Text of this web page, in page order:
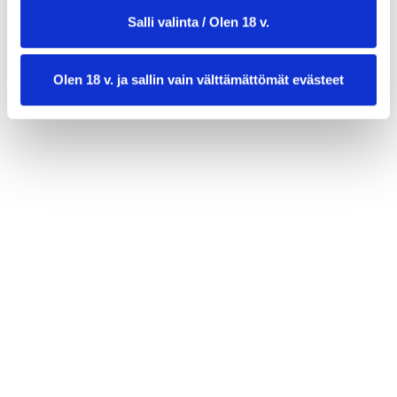
Salli valinta / Olen 18 v.
Olen 18 v. ja sallin vain välttämättömät evästeet
1 dl siirappia